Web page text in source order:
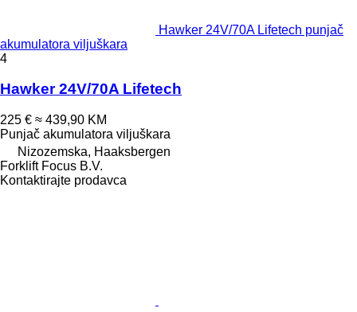
Hawker 24V/70A Lifetech punjač
akumulatora viljuškara
4
Hawker 24V/70A Lifetech
225 € ≈ 439,90 KM
Punjač akumulatora viljuškara
Nizozemska, Haaksbergen
Forklift Focus B.V.
Kontaktirajte prodavca